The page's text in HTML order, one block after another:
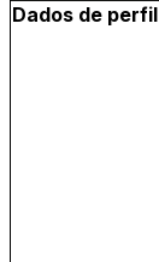
Dados de perfil